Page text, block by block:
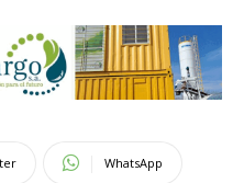
WhatsApp